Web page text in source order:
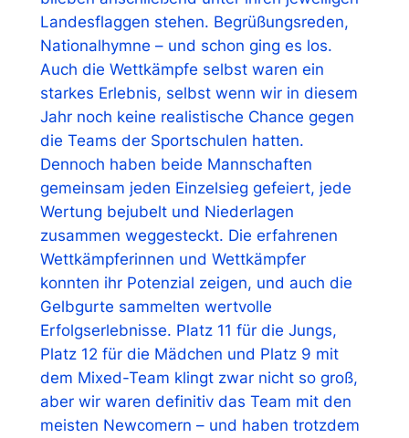
Landesflaggen stehen. Begrüßungsreden,
Nationalhymne – und schon ging es los.
Auch die Wettkämpfe selbst waren ein
starkes Erlebnis, selbst wenn wir in diesem
Jahr noch keine realistische Chance gegen
die Teams der Sportschulen hatten.
Dennoch haben beide Mannschaften
gemeinsam jeden Einzelsieg gefeiert, jede
Wertung bejubelt und Niederlagen
zusammen weggesteckt. Die erfahrenen
Wettkämpferinnen und Wettkämpfer
konnten ihr Potenzial zeigen, und auch die
Gelbgurte sammelten wertvolle
Erfolgserlebnisse. Platz 11 für die Jungs,
Platz 12 für die Mädchen und Platz 9 mit
dem Mixed-Team klingt zwar nicht so groß,
aber wir waren definitiv das Team mit den
meisten Newcomern – und haben trotzdem